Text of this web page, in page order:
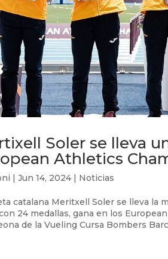
Soler se lleva
Athletics
|Jun 14, 2024 | Noticias
catalana Meritxell Soler se lleva la
24 medallas, gana en los
de la Vueling Cursa Bombers